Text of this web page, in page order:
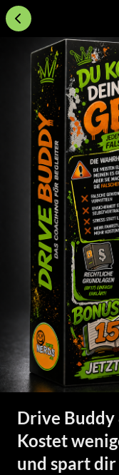
Drive Buddy
Kostet
und spart